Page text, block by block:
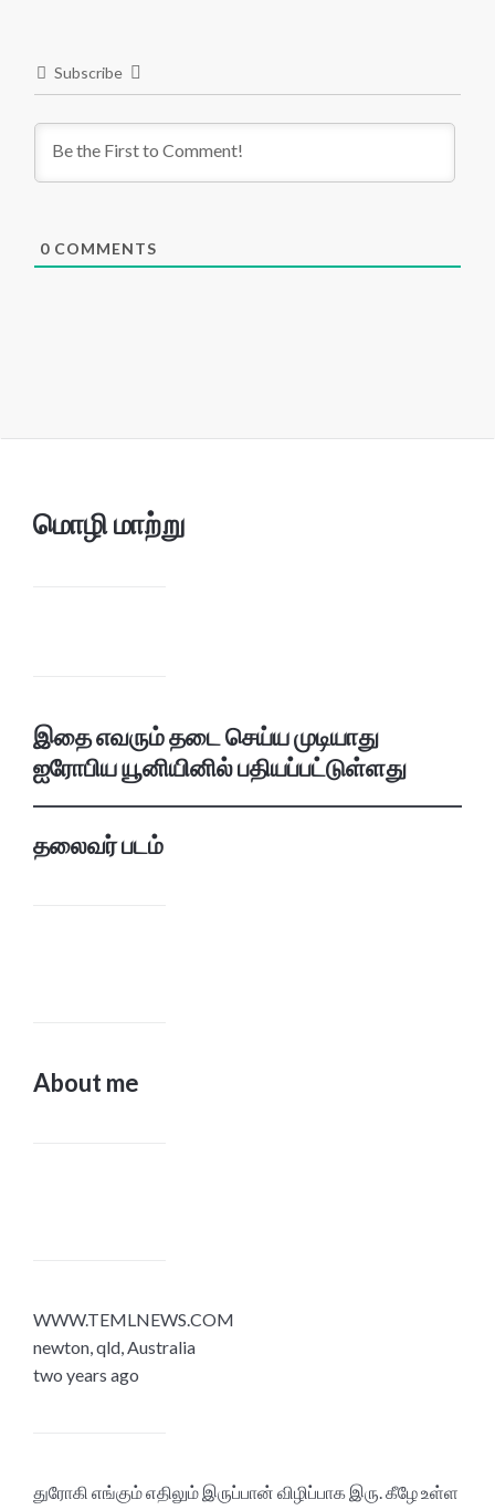
Subscribe
0 COMMENTS
மொழி மாற்று
இதை எவரும் தடை செய்ய முடியாது
ஐரோபிய யூனியினில் பதியப்பட்டுள்ளது
தலைவர் படம்
About me
WWW.TEMLNEWS.COM
newton, qld, Australia
two years ago
துரோகி எங்கும் எதிலும் இருப்பான் விழிப்பாக இரு. கீழே உள்ள